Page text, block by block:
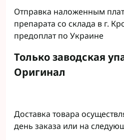
Отправка наложенным
препарата со склада в г.
предоплат по Украине
Только заводская
Оригинал
Доставка товара
день заказа или на